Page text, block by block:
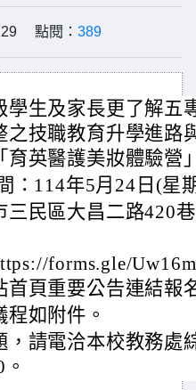
點閱： 389
學生及家長更了解五
之技職教育升學進路
育英醫護美妝體驗營
：114年5月24日(星
三民區大昌二路420
forms.gle/
首頁重要公告連結報
如附件。
，請電洽本校教務處